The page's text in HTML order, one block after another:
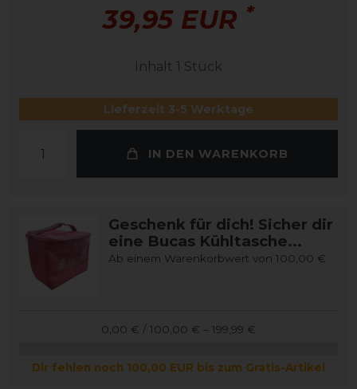
39,95 EUR *
Inhalt 1 Stück
Lieferzeit 3-5 Werktage
IN DEN WARENKORB
Geschenk für dich! Sicher dir
eine Bucas Kühltasche...
Ab einem Warenkorbwert von 100,00 €
0,00 € / 100,00 € – 199,99 €
Dir fehlen noch 100,00 EUR bis zum Gratis-Artikel